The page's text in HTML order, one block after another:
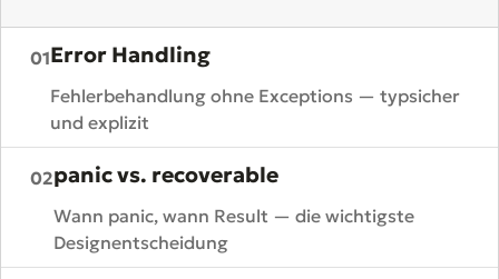
01Error Handling
Fehlerbehandlung ohne Exceptions — typsicher
und explizit
02panic vs. recoverable
Wann panic, wann Result — die wichtigste
Designentscheidung